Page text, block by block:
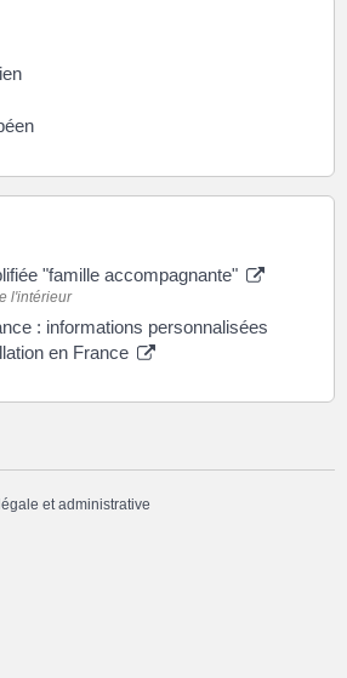
"famille accompagnante"
l'intérieur
: informations personnalisées
en France
et administrative